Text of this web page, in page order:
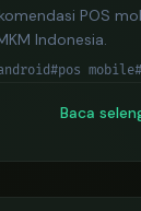
POS
Indonesia.
#pos mobile
Baca